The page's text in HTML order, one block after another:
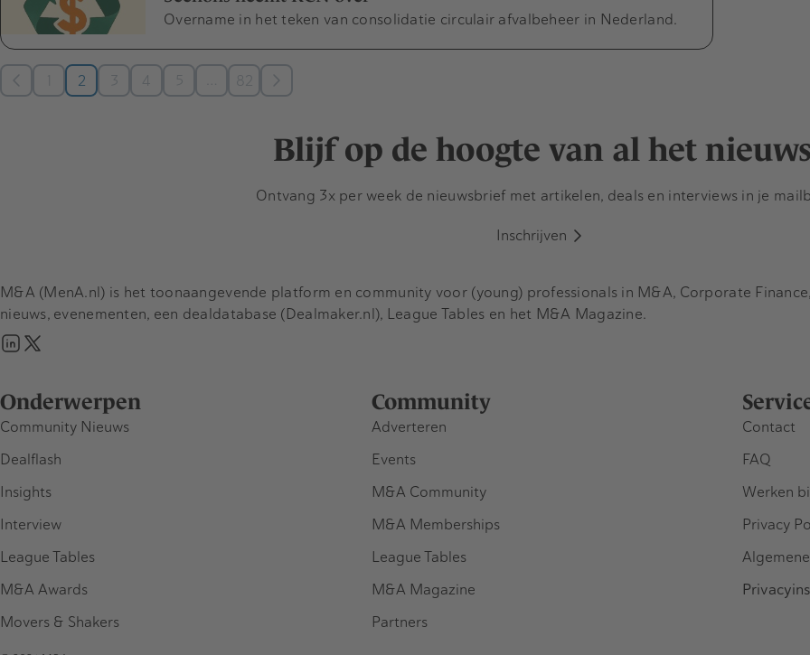
Overname in het teken van consolidatie circulair afvalbeheer in Nederland.
2 3 4 5 82
Blijf op de hoogte van al het nieuws
Ontvang 3x per week de nieuwsbrief met artikelen, deals en interviews in je
Inschrijven
Onderwerpen
Community Nieuws
Dealflash
Insights
Interview
League Tables
M&A Awards
Movers & Shakers
Community
Adverteren
Events
M&A Community
M&A Memberships
League Tables
M&A Magazine
Partners
Contact
FAQ
Werken
Privacy
M&A (MenA.nl) is het toonaangevende platform en community voor (young) professionals in M&A, Corporate
nieuws, evenementen, een dealdatabase (Dealmaker.nl), League Tables en het M&A Magazine.